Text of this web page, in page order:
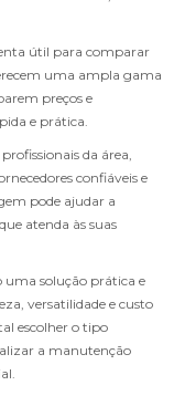
útil para comparar
uma ampla gama
preços e
e prática.
da área,
confiáveis e
pode ajudar a
atenda às suas
uma solução prática e
versatilidade e custo
escolher o tipo
a manutenção